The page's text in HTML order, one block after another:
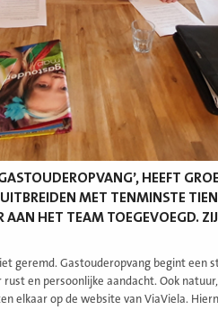
HEEFT
MET TENMINSTE
AAN HET TEAM TOEGEVOEGD.
geremd. Gastouderopvang begint een
en persoonlijke aandacht. Ook
elkaar op de website van ViaViela.